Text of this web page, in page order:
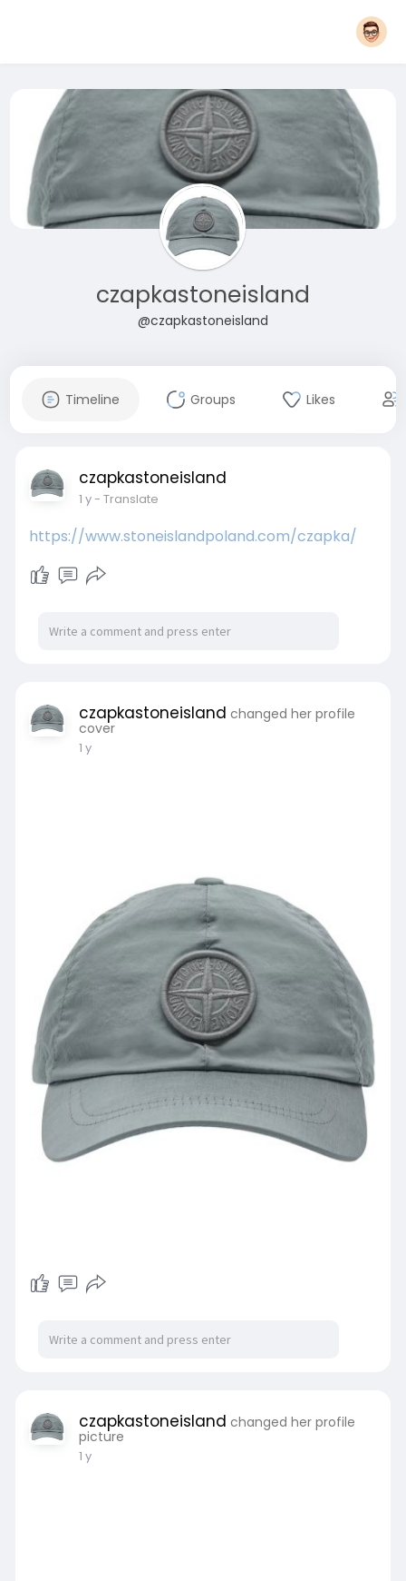
czapkastoneisland
@czapkastoneisland
Timeline Groups Likes
czapkastoneisland
1 y- Translate
https://www.stoneislandpoland.com/czapka/
czapkastoneisland changed her profile
cover
1 y
czapkastoneisland changed her profile
picture
1 y